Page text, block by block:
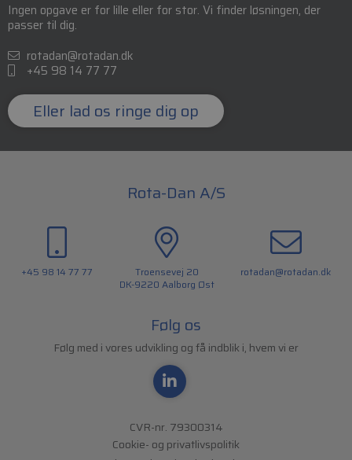
Ingen opgave er for lille eller for stor. Vi finder løsningen, der
passer til dig.
rotadan@rotadan.dk
+45 98 14 77 77
Eller lad os ringe dig op
Rota-Dan A/S
+45 98 14 77 77
Troensevej 20
DK-9220 Aalborg Øst
rotadan@rotadan.dk
Følg os
Følg med i vores udvikling og få indblik i, hvem vi er
CVR-nr. 79300314
Cookie- og privatlivspolitik